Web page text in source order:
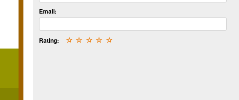
Email:
Rating: ☆
☆
☆
☆
☆